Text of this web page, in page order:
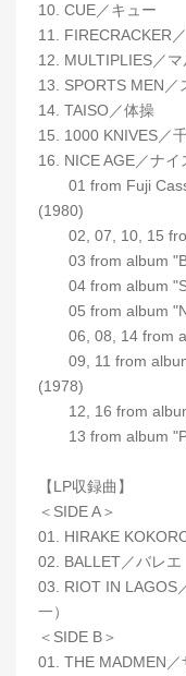
10. CUE／キュー
11. FIRECRACKER
12. MULTIPLIES／
13. SPORTS MEN／
14. TAISO／体操
15. 1000 KNIVES／
16. NICE AGE／ナイ
01 from Fuji
(1980)
02, 07, 10, 15
03 from album
04 from album
05 from album
06, 08, 14 from
09, 11 from album
(1978)
12, 16 from
13 from album
【LP収録曲】
＜SIDE A＞
01. HIRAKE
02. BALLET／バレエ
03. RIOT IN LAGOS
一）
＜SIDE B＞
01. THE MADMEN／